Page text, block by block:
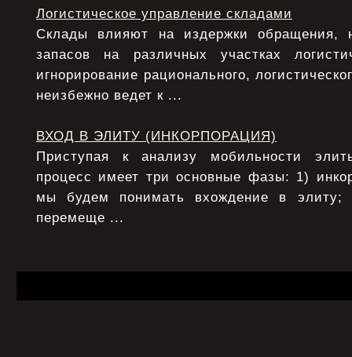
Логистическое управление складами
Склады влияют на издержки обращения,
запасов на различных участках
игнорирование рационального,
неизбежно ведет к ...
ВХОД В ЭЛИТУ (ИНКОРПОРАЦИЯ)
Приступая к анализу мобильности
процесс имеет три основные фазы: 1)
мы будем понимать вхождение в
перемеще ...